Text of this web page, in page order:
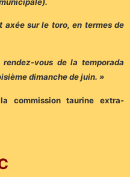
axée sur le toro, en termes de
vous de la temporada
dimanche de juin. »
commission taurine extra-